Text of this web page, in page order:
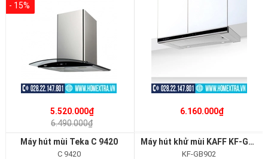
- 15%
5.520.000₫
6.490.000₫
6.160.000₫
Máy hút mùi Teka C 9420
C 9420
Máy hút khử mùi KAFF KF-GB902
KF-GB902